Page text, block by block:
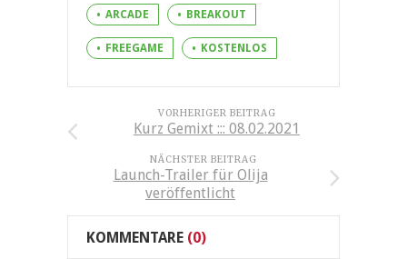
ARCADE BREAKOUT
FREEGAME KOSTENLOS
VORHERIGER BEITRAG
Kurz Gemixt ::: 08.02.2021
NÄCHSTER BEITRAG
Launch-Trailer für Olija
veröffentlicht
KOMMENTARE (0)